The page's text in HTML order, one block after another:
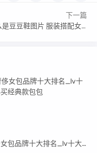
下一篇
豆鞋图片 服装搭配女装_什么是豆豆鞋
奢侈女包品牌十大排名_lv十大必买经典款包包